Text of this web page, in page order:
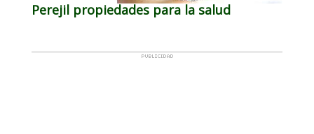
Perejil propiedades para la salud